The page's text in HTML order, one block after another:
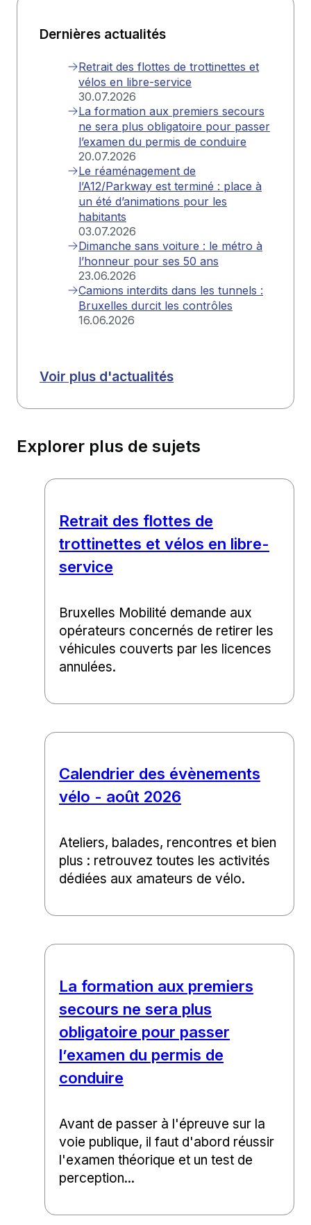
Dernières actualités
Retrait des flottes de trottinettes et
vélos en libre-service
30.07.2026
La formation aux premiers secours
ne sera plus obligatoire pour passer
l’examen du permis de conduire
20.07.2026
Le réaménagement de
l’A12/Parkway est terminé : place à
un été d’animations pour les
habitants
03.07.2026
Dimanche sans voiture : le métro à
l’honneur pour ses 50 ans
23.06.2026
Camions interdits dans les tunnels :
Bruxelles durcit les contrôles
16.06.2026
Voir plus d'actualités
Explorer plus de sujets
Retrait des flottes de
trottinettes et vélos en libre-
service
Bruxelles Mobilité demande aux
opérateurs concernés de retirer les
véhicules couverts par les licences
annulées.
Calendrier des évènements
vélo - août 2026
Ateliers, balades, rencontres et bien
plus : retrouvez toutes les activités
dédiées aux amateurs de vélo.
La formation aux premiers
secours ne sera plus
obligatoire pour passer
l’examen du permis de
conduire
Avant de passer à l'épreuve sur la
voie publique, il faut d'abord réussir
l'examen théorique et un test de
perception...